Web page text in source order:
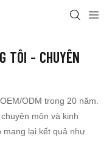
TÔI - CHUYÊN
ODM trong 20 năm.
môn và kinh
mang lại kết quả như